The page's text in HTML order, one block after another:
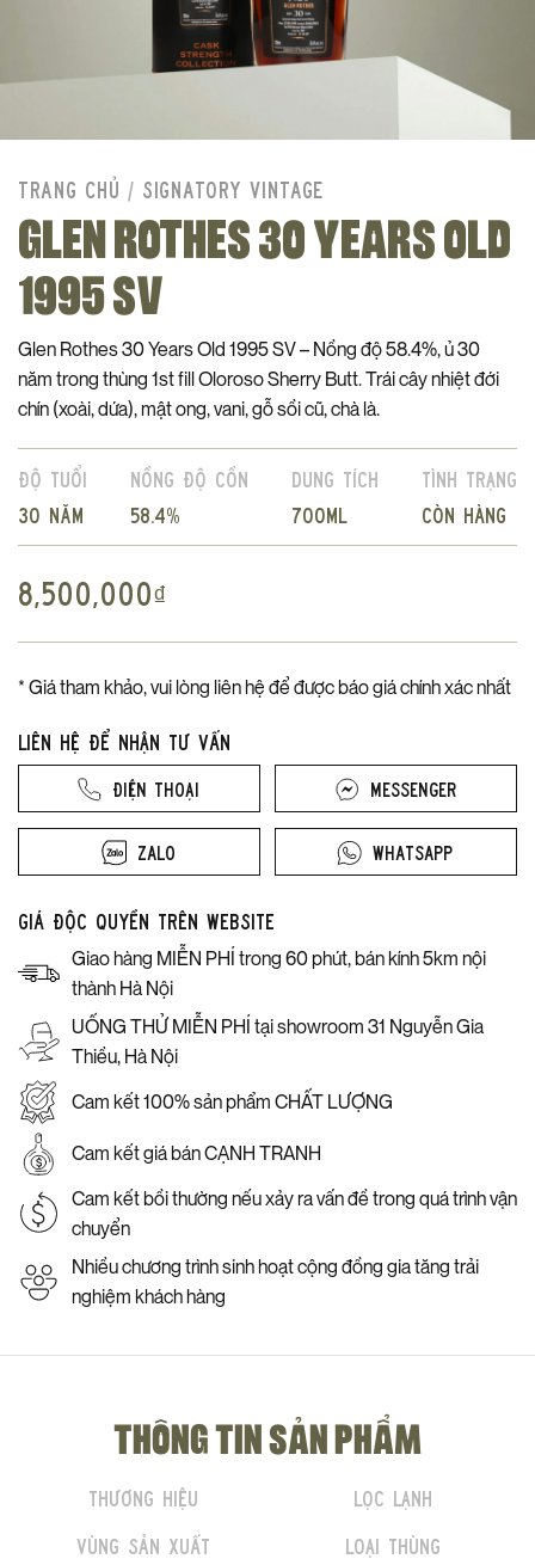
TRANG CHỦ / SIGNATORY VINTAGE
GLEN ROTHES 30 YEARS OLD
1995 SV
Glen Rothes 30 Years Old 1995 SV – Nồng độ 58.4%, ủ 30
năm trong thùng 1st fill Oloroso Sherry Butt. Trái cây nhiệt đới
chín (xoài, dứa), mật ong, vani, gỗ sồi cũ, chà là.
Độ tuổi
30 năm
Nồng độ cồn
58.4%
Dung tích
700ml
Tình trạng
Còn hàng
8,500,000₫
* Giá tham khảo, vui lòng liên hệ để được báo giá chính xác nhất
Liên hệ để nhận tư vấn
Điện thoại
Zalo
Messenger
Whatsapp
Giá độc quyền trên website
Giao hàng MIỄN PHÍ trong 60 phút, bán kính 5km nội
thành Hà Nội
UỐNG THỬ MIỄN PHÍ tại showroom 31 Nguyễn Gia
Thiều, Hà Nội
Cam kết 100% sản phẩm CHẤT LƯỢNG
Cam kết giá bán CẠNH TRANH
Cam kết bồi thường nếu xảy ra vấn đề trong quá trình vận
chuyển
Nhiều chương trình sinh hoạt cộng đồng gia tăng trải
nghiệm khách hàng
THÔNG TIN SẢN PHẨM
Thương hiệu
Lọc lạnh
Vùng sản xuất
Loại thùng